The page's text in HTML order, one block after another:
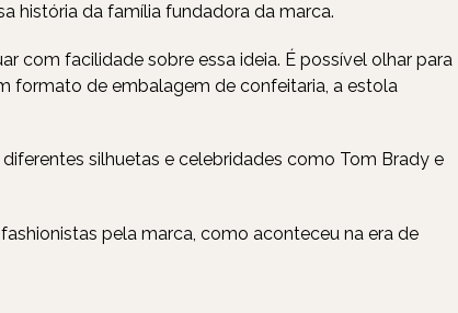
história da família fundadora da marca.
com facilidade sobre essa ideia. É possível olhar para
formato de embalagem de confeitaria, a estola
silhuetas e celebridades como Tom Brady e
pela marca, como aconteceu na era de